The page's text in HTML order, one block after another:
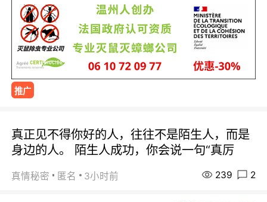
推广
真正见不得你好的人，往往不是陌生人，而是
身边的人。 陌生人成功，你会说一句“真厉
真情秘密 匿名 3小时前 239 2